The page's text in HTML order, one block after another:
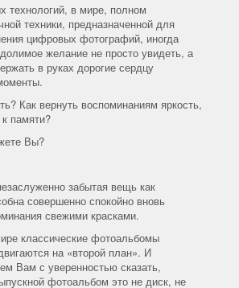
технологий, в мире, полном
техники, предназначенной для
цифровых фотографий, иногда
желание не просто увидеть, а
в руках дорогие сердцу
Как вернуть воспоминаниям яркость,
к памяти?
Вы?
забытая вещь как
совершенно спокойно вновь
свежими красками.
классические фотоальбомы
на «второй план». И
Вам с уверенностью сказать,
фотоальбом это не диск, не